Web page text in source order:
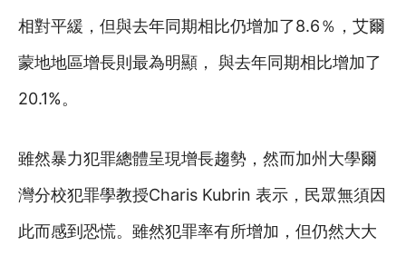
相對平緩，但與去年同期相比仍增加了8.6％，艾爾
蒙地地區增長則最為明顯， 與去年同期相比增加了
20.1%。
雖然暴力犯罪總體呈現增長趨勢，然而加州大學爾
灣分校犯罪學教授Charis Kubrin 表示，民眾無須因
此而感到恐慌。雖然犯罪率有所增加，但仍然大大